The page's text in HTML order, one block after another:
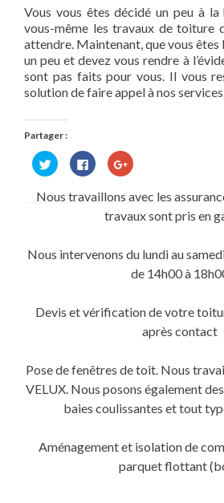
Vous vous êtes décidé un peu à
vous-même les travaux de toiture
attendre. Maintenant, que vous
un peu et devez vous rendre à
sont pas faits pour vous. Il vous
solution de faire appel à nos
Partager :
Cliquez
pour
partager
Twitter(ouvre
Cliquez
pour
partager
sur
Facebook(ouvre
dans
une
Cliquez
pour
Google+
dans
fenêtre)
Nous travaillons avec les
travaux sont pris en
Nous intervenons du lundi au
de 14h00 à
Devis et vérification de votre
après contact
Pose de fenêtres de toit. Nous
VELUX. Nous posons également
baies coulissantes et tout
Aménagement et isolation de
parquet flottant